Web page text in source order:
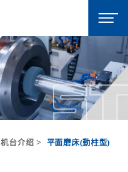
机台介绍 平面磨床(動柱型)